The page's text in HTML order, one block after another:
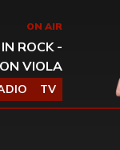
ON AIR
ROCK -
VIOLA
TV